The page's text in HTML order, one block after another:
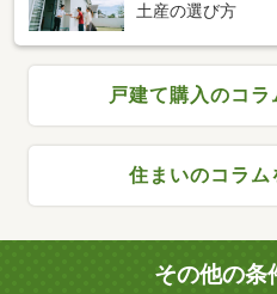
土産の選び方
戸建て購入のコ
住まいのコラム
その他の条